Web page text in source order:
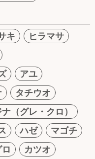
キ
ヒラマサ
アユ
タチウオ
（グレ・クロ）
ハゼ
マゴチ
カツオ